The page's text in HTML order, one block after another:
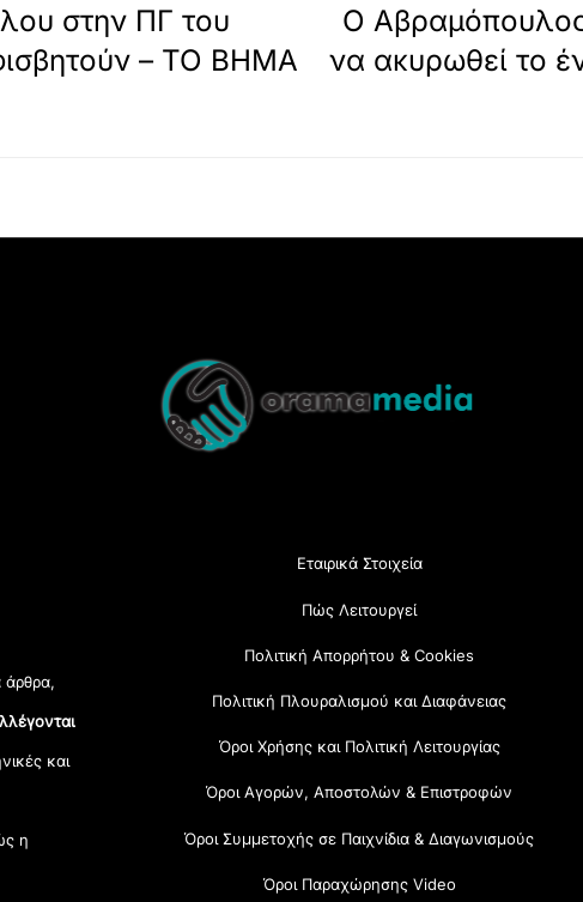
στην ΠΓ του
– ΤΟ ΒΗΜΑ
O
να ακυρωθεί το
Top
και
η
Εταιρικά Στοιχεία
Πώς Λειτουργεί
Πολιτική Απορρήτου & Cookies
Πολιτική Πλουραλισμού και Διαφάνειας
Όροι Χρήσης και Πολιτική Λειτουργίας
Όροι Αγορών, Αποστολών & Επιστροφών
Όροι Συμμετοχής σε Παιχνίδια & Διαγωνισμούς
Όροι Παραχώρησης Video